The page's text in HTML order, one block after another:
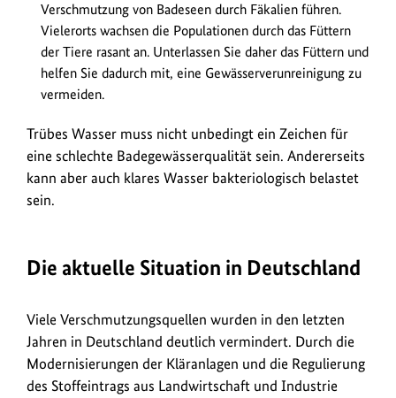
Verschmutzung von Badeseen durch Fäkalien führen.
Vielerorts wachsen die Populationen durch das Füttern
der Tiere rasant an. Unterlassen Sie daher das Füttern und
helfen Sie dadurch mit, eine Gewässerverunreinigung zu
vermeiden.
Trübes Wasser muss nicht unbedingt ein Zeichen für
eine schlechte Badegewässerqualität sein. Andererseits
kann aber auch klares Wasser bakteriologisch belastet
sein.
Die aktuelle Situation in Deutschland
Viele Verschmutzungsquellen wurden in den letzten
Jahren in Deutschland deutlich vermindert. Durch die
Modernisierungen der Kläranlagen und die Regulierung
des Stoffeintrags aus Landwirtschaft und Industrie